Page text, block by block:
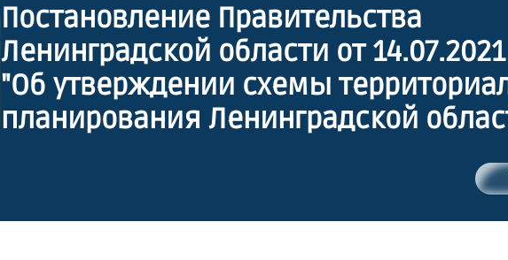
Постановление Правительства
Ленинградской области от
"Об утверждении схемы
планирования Ленинградской
социального обслуживания,
физической культуры, спорта,